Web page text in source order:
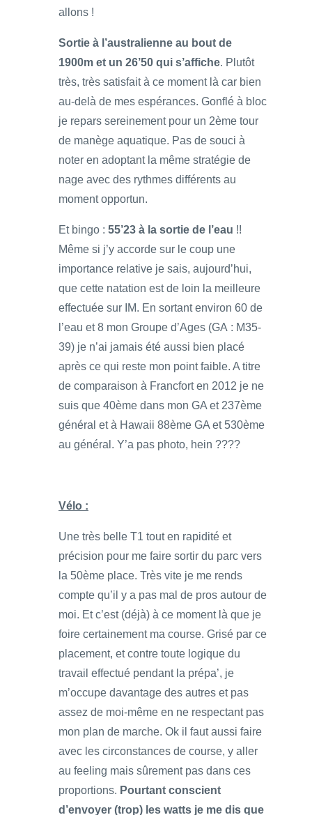
allons !
Sortie à l’australienne au bout de
1900m et un 26’50 qui s’affiche. Plutôt
très, très satisfait à ce moment là car bien
au-delà de mes espérances. Gonflé à bloc
je repars sereinement pour un 2ème tour
de manège aquatique. Pas de souci à
noter en adoptant la même stratégie de
nage avec des rythmes différents au
moment opportun.
Et bingo : 55’23 à la sortie de l’eau !!
Même si j’y accorde sur le coup une
importance relative je sais, aujourd’hui,
que cette natation est de loin la meilleure
effectuée sur IM. En sortant environ 60 de
l’eau et 8 mon Groupe d’Ages (GA : M35-
39) je n’ai jamais été aussi bien placé
après ce qui reste mon point faible. A titre
de comparaison à Francfort en 2012 je ne
suis que 40ème dans mon GA et 237ème
général et à Hawaii 88ème GA et 530ème
au général. Y’a pas photo, hein ????
Vélo :
Une très belle T1 tout en rapidité et
précision pour me faire sortir du parc vers
la 50ème place. Très vite je me rends
compte qu’il y a pas mal de pros autour de
moi. Et c’est (déjà) à ce moment là que je
foire certainement ma course. Grisé par ce
placement, et contre toute logique du
travail effectué pendant la prépa’, je
m’occupe davantage des autres et pas
assez de moi-même en ne respectant pas
mon plan de marche. Ok il faut aussi faire
avec les circonstances de course, y aller
au feeling mais sûrement pas dans ces
proportions. Pourtant conscient
d’envoyer (trop) les watts je me dis que